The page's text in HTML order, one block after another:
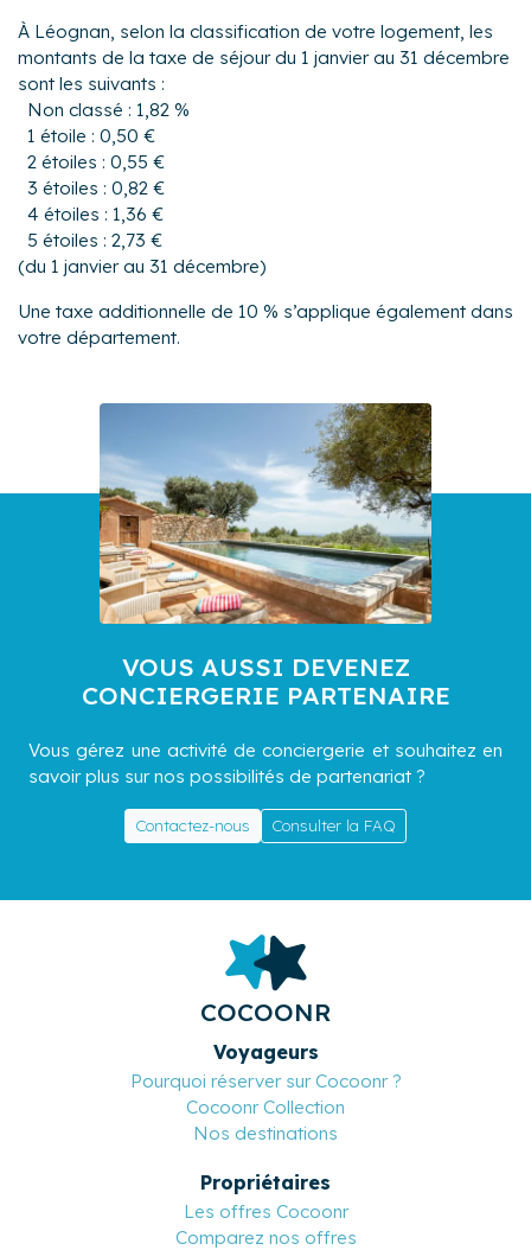
À Léognan, selon la classification de votre logement, les
montants de la taxe de séjour du 1 janvier au 31 décembre
sont les suivants :
Non classé : 1,82 %
1 étoile : 0,50 €
2 étoiles : 0,55 €
3 étoiles : 0,82 €
4 étoiles : 1,36 €
5 étoiles : 2,73 €
(du 1 janvier au 31 décembre)
Une taxe additionnelle de 10 % s’applique également dans
votre département.
VOUS AUSSI DEVENEZ
CONCIERGERIE PARTENAIRE
Vous gérez une activité de conciergerie et souhaitez en
savoir plus sur nos possibilités de partenariat ?
Contactez-nous Consulter la FAQ
COCOONR
Voyageurs
Pourquoi réserver sur Cocoonr ?
Cocoonr Collection
Nos destinations
Propriétaires
Les offres Cocoonr
Comparez nos offres